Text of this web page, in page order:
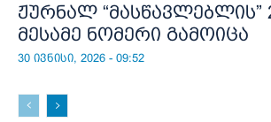
ჟურნალ “მასწავლებლის”
მესამე ნომერი გამოიცა
30 ივნისი, 2026 - 09:52